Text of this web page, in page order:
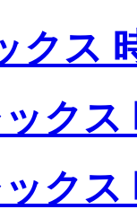
クス
クス
クス